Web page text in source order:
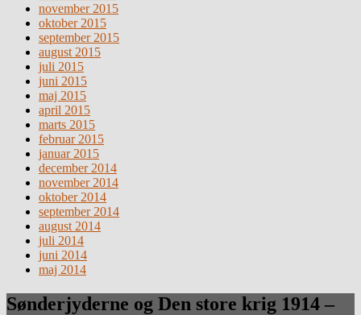
november 2015
oktober 2015
september 2015
august 2015
juli 2015
juni 2015
maj 2015
april 2015
marts 2015
februar 2015
januar 2015
december 2014
november 2014
oktober 2014
september 2014
august 2014
juli 2014
juni 2014
maj 2014
Sønderjyderne og Den store krig 1914 –